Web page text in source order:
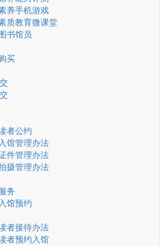
养手机游戏
质教育微课堂
书馆员
买
者公约
馆管理办法
件管理办法
摄管理办法
务
馆预约
者接待办法
者预约入馆